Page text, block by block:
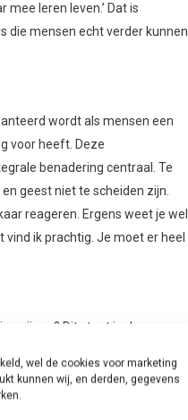
wel de cookies voor marketing
kunnen wij, en derden, gegevens
mee leren leven.’ Dat is
die mensen echt verder kunnen
wordt als mensen een
voor heeft. Deze
benadering centraal. Te
geest niet te scheiden zijn.
reageren. Ergens weet je wel
ik prachtig. Je moet er heel
zijn er? Dit staat in de
tevens handvatten om de
door een werkgroep
en wetenschappelijk